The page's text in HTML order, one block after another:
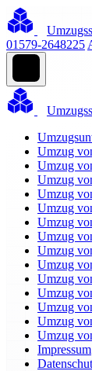
01579-2648225
Umzug
Umzug
Umzug
Umzug
Umzug
Umzug
Umzug
Umzug
Umzug
Umzug
Umzug
Umzug
Umzug
Umzug
Impressum